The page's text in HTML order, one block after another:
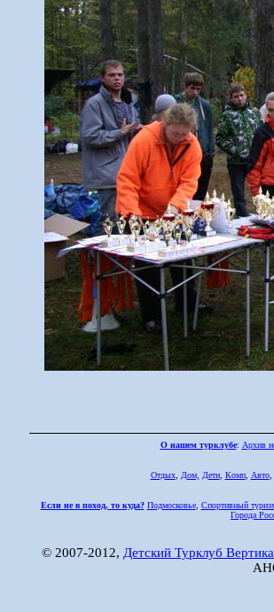
О нашем турклубе: Архив
Отдых, Дом, Дети, Комп, Авто,
Если не в поход, то куда? Подмосковье, Спортивный
Города
© 2007-2012, Детский Турклуб